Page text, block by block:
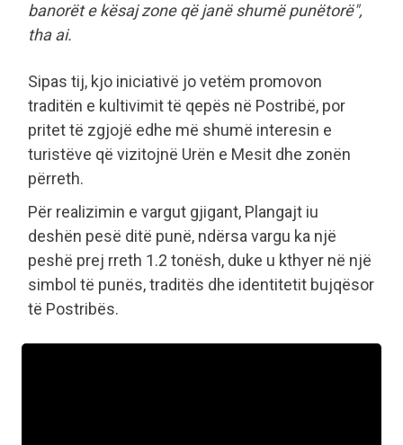
banorët e kësaj zone që janë shumë punëtorë",
tha ai.
Sipas tij, kjo iniciativë jo vetëm promovon
traditën e kultivimit të qepës në Postribë, por
pritet të zgjojë edhe më shumë interesin e
turistëve që vizitojnë Urën e Mesit dhe zonën
përreth.
Për realizimin e vargut gjigant, Plangajt iu
deshën pesë ditë punë, ndërsa vargu ka një
peshë prej rreth 1.2 tonësh, duke u kthyer në një
simbol të punës, traditës dhe identitetit bujqësor
të Postribës.